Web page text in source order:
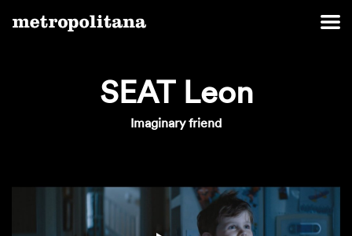
SEAT Leon
Imaginary friend